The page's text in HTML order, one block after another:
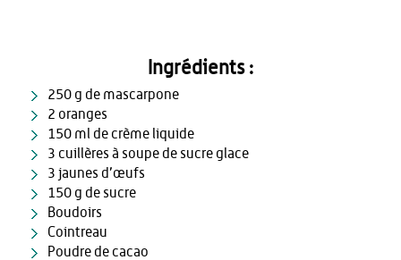
Ingrédients :
250 g de mascarpone
2 oranges
150 ml de crème liquide
3 cuillères à soupe de sucre glace
3 jaunes d’œufs
150 g de sucre
Boudoirs
Cointreau
Poudre de cacao